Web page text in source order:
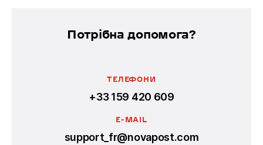
Потрібна допомога?
ТЕЛЕФОНИ
+33 159 420 609
E-MAIL
support_fr@novapost.com